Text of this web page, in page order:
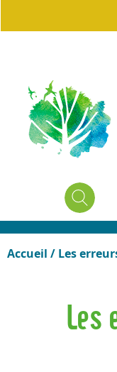
Accueil / Les
Les